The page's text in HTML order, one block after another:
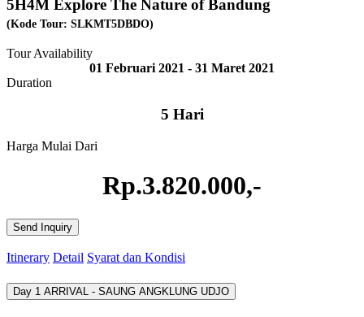
5H4M Explore The Nature of Bandung
(Kode Tour: SLKMT5DBDO)
Tour Availability
01 Februari 2021 - 31 Maret 2021
Duration
5 Hari
Harga Mulai Dari
Rp.3.820.000,-
Send Inquiry
Itinerary Detail Syarat dan Kondisi
Day 1 ARRIVAL - SAUNG ANGKLUNG UDJO